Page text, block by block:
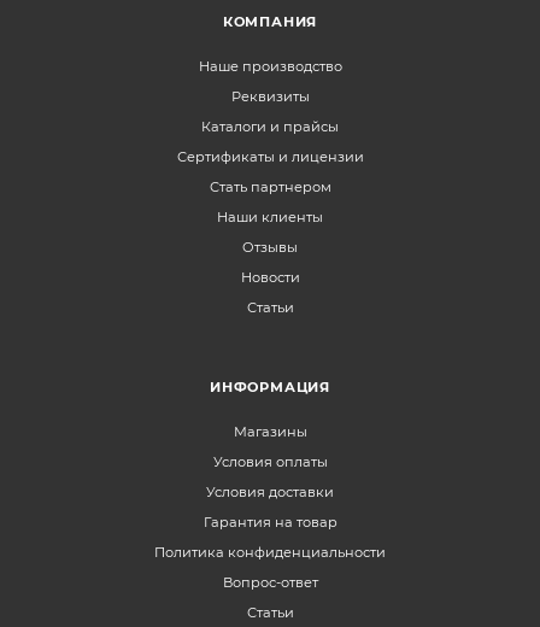
КОМПАНИЯ
Наше производство
Реквизиты
Каталоги и прайсы
Сертификаты и лицензии
Стать партнером
Наши клиенты
Отзывы
Новости
Статьи
ИНФОРМАЦИЯ
Магазины
Условия оплаты
Условия доставки
Гарантия на товар
Политика конфиденциальности
Вопрос-ответ
Статьи